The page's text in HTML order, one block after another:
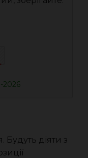
2026
Будуть діяти з